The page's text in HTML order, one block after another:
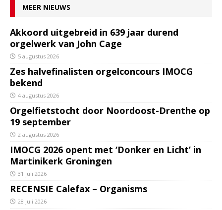
MEER NIEUWS
Akkoord uitgebreid in 639 jaar durend
orgelwerk van John Cage
5 augustus 2026
Zes halvefinalisten orgelconcours IMOCG
bekend
4 augustus 2026
Orgelfietstocht door Noordoost-Drenthe op
19 september
2 augustus 2026
IMOCG 2026 opent met ‘Donker en Licht’ in
Martinikerk Groningen
31 juli 2026
RECENSIE Calefax – Organisms
28 juli 2026